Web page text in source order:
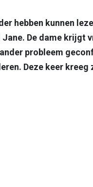
hebben kunnen
Jane. De dame
probleem
Deze keer